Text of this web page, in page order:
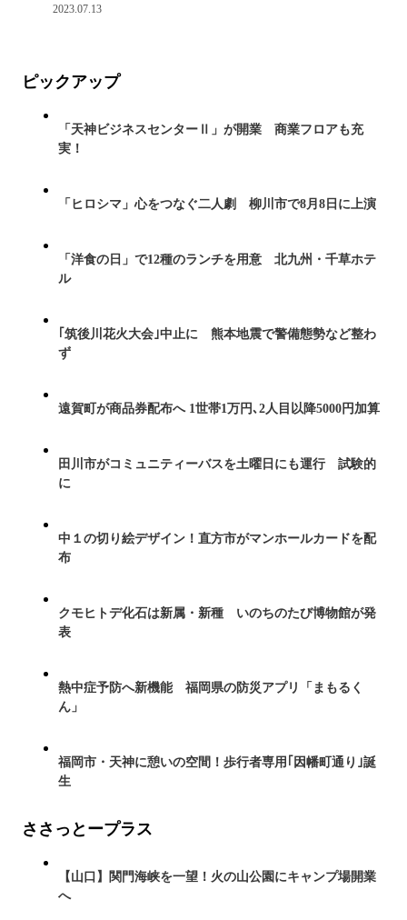
2023.07.13
ピックアップ
「天神ビジネスセンターⅡ」が開業 商業フロアも充
実！
「ヒロシマ」心をつなぐ二人劇 柳川市で8月8日に上演
「洋食の日」で12種のランチを用意 北九州・千草ホテ
ル
｢筑後川花火大会｣中止に 熊本地震で警備態勢など整わ
ず
遠賀町が商品券配布へ 1世帯1万円､2人目以降5000円加算
田川市がコミュニティーバスを土曜日にも運行 試験的
に
中１の切り絵デザイン！直方市がマンホールカードを配
布
クモヒトデ化石は新属・新種 いのちのたび博物館が発
表
熱中症予防へ新機能 福岡県の防災アプリ「まもるく
ん」
福岡市・天神に憩いの空間！歩行者専用｢因幡町通り｣誕
生
ささっとープラス
【山口】関門海峡を一望！火の山公園にキャンプ場開業
へ